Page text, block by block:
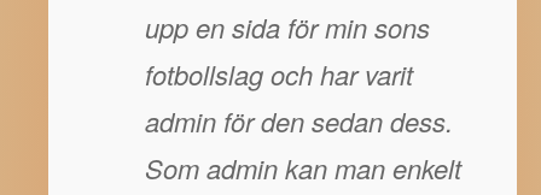
upp en sida för min sons
fotbollslag och har varit
admin för den sedan dess.
Som admin kan man enkelt